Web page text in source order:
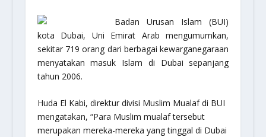
Badan Urusan Islam (BUI)
kota Dubai, Uni Emirat Arab mengumumkan,
sekitar 719 orang dari berbagai kewarganegaraan
menyatakan masuk Islam di Dubai sepanjang
tahun 2006.
Huda El Kabi, direktur divisi Muslim Mualaf di BUI
mengatakan, “Para Muslim mualaf tersebut
merupakan mereka-mereka yang tinggal di Dubai